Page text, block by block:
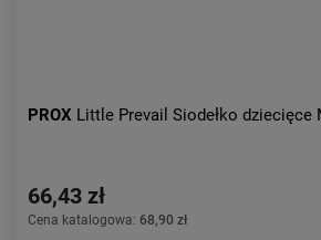
PROX Little Prevail Siodełko dziecięce
66,43 zł
Cena katalogowa: 68,90 zł